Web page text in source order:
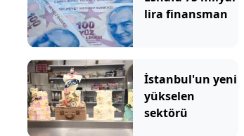
lira finansman
İstanbul'un yeni
yükselen
sektörü